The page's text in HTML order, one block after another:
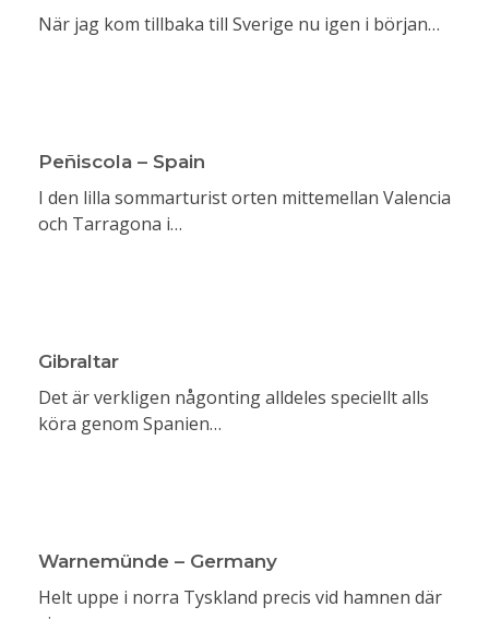
När jag kom tillbaka till Sverige nu igen i början…
Peñiscola – Spain
I den lilla sommarturist orten mittemellan Valencia
och Tarragona i…
Gibraltar
Det är verkligen någonting alldeles speciellt alls
köra genom Spanien…
Warnemünde – Germany
Helt uppe i norra Tyskland precis vid hamnen där